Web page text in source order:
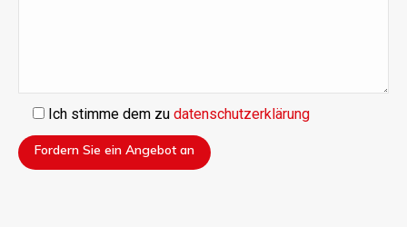
Ich stimme dem zu datenschutzerklärung